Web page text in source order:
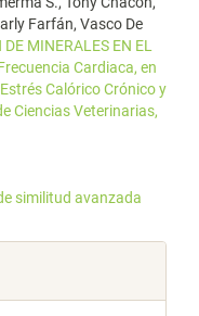
Farfán, Vasco De
MINERALES EN EL
Cardiaca, en
Calórico Crónico y
Ciencias Veterinarias,
similitud avanzada